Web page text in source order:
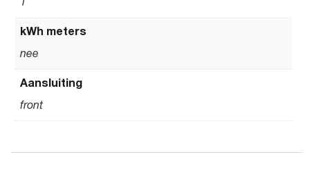
kWh meters
nee
Aansluiting
front